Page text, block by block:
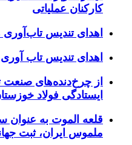
کارکنان عملیاتی
اهدای تندیس
اهدای تندیس تاب
ایستادگی فولاد
قلعه الموت به عنوان
ملموس ایران، ثبت